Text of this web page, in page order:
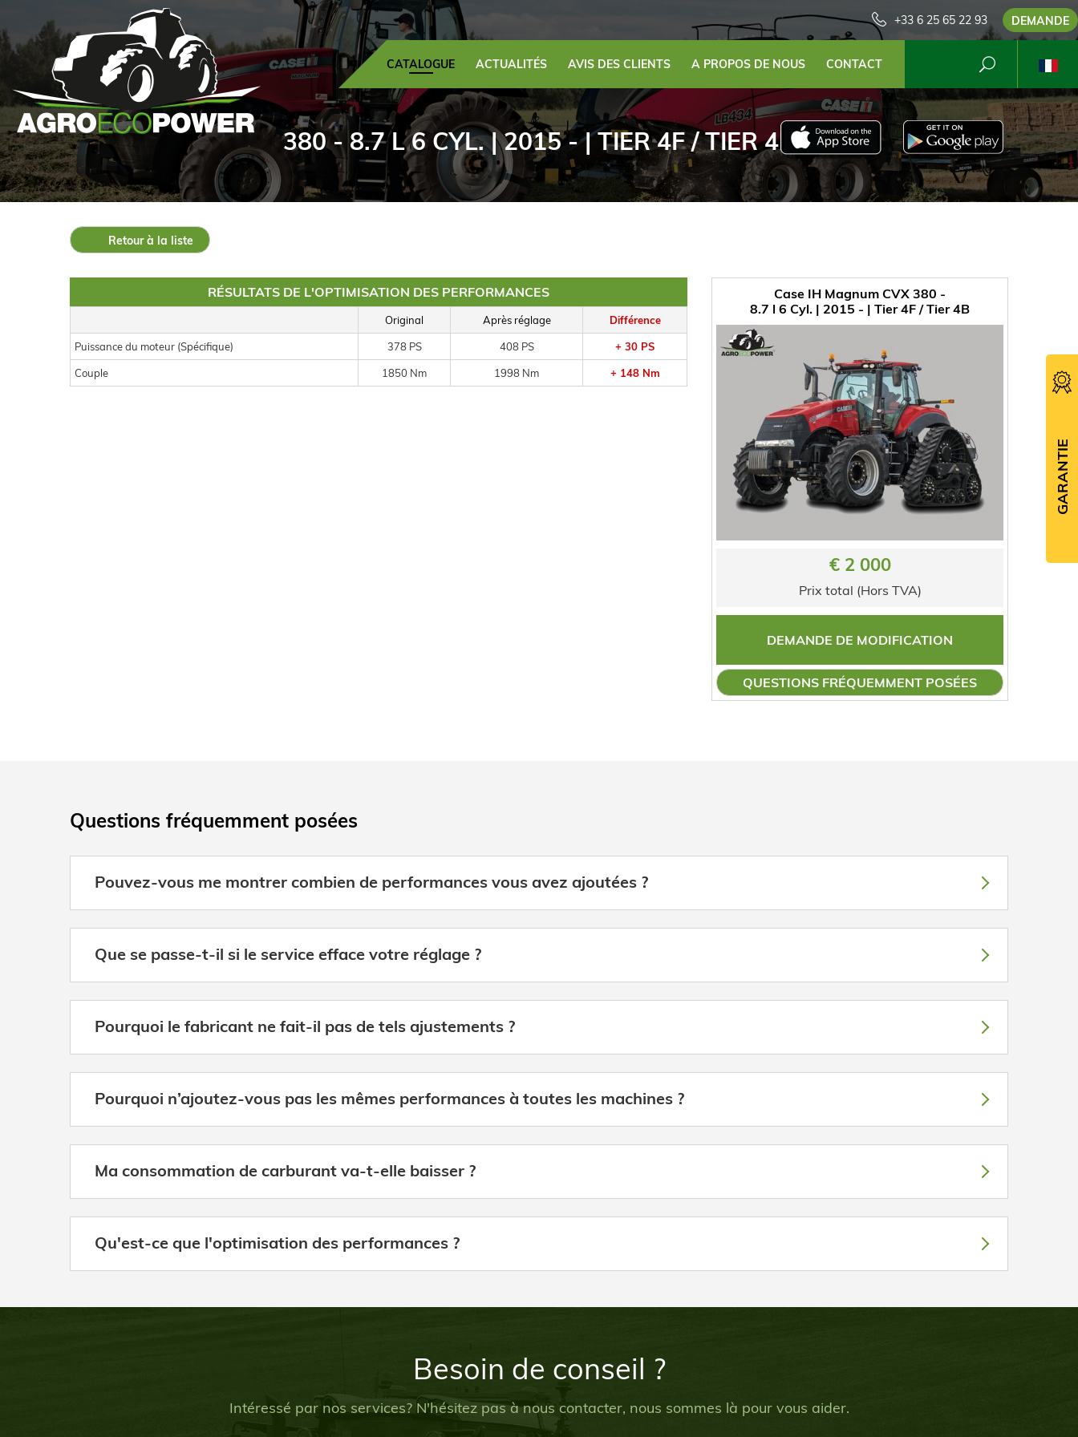
+33 6 25 65 22 93 DEMANDE
CATALOGUE ACTUALITÉS AVIS DES CLIENTS A PROPOS DE NOUS CONTACT
380 - 8.7 L 6 CYL. | 2015 - | TIER 4F / TIER 4B
Retour à la liste
Case IH Magnum CVX 380 -
8.7 l 6 Cyl. | 2015 - | Tier 4F / Tier 4B
€ 2 000
Prix total (Hors TVA)
DEMANDE DE MODIFICATION
QUESTIONS FRÉQUEMMENT POSÉES
RÉSULTATS DE L'OPTIMISATION DES PERFORMANCES
Original Après réglage Différence
Puissance du moteur (Spécifique) 378 PS 408 PS + 30 PS
Couple 1850 Nm 1998 Nm + 148 Nm
Questions fréquemment posées
Pouvez-vous me montrer combien de performances vous avez ajoutées ?
Que se passe-t-il si le service efface votre réglage ?
Pourquoi le fabricant ne fait-il pas de tels ajustements ?
Pourquoi n’ajoutez-vous pas les mêmes performances à toutes les machines ?
Ma consommation de carburant va-t-elle baisser ?
Qu'est-ce que l'optimisation des performances ?
Besoin de conseil ?
Intéressé par nos services? N'hésitez pas à nous contacter, nous sommes là pour vous aider.
GARANTIE